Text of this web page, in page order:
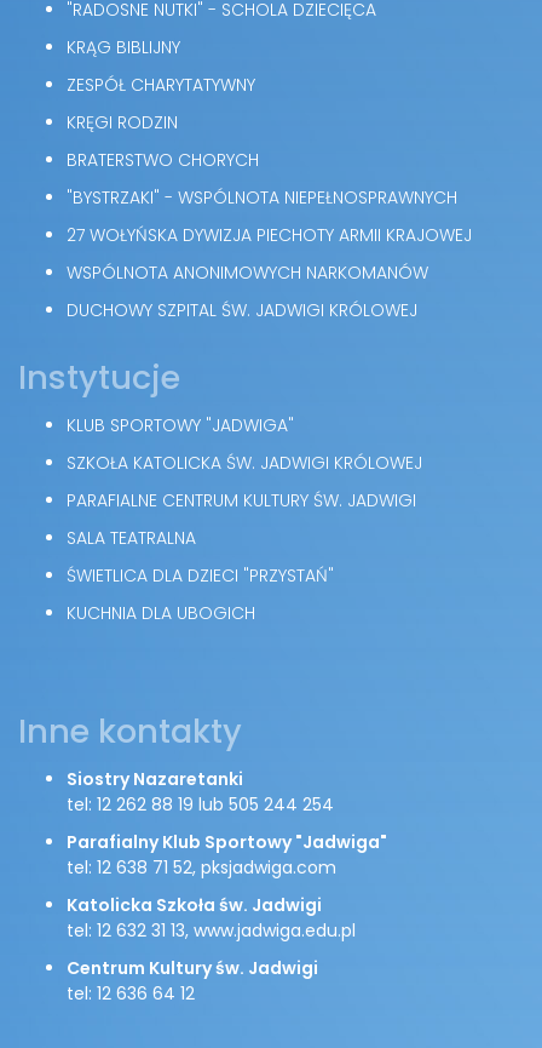
"RADOSNE NUTKI" - SCHOLA DZIECIĘCA
KRĄG BIBLIJNY
ZESPÓŁ CHARYTATYWNY
KRĘGI RODZIN
BRATERSTWO CHORYCH
"BYSTRZAKI" - WSPÓLNOTA NIEPEŁNOSPRAWNYCH
27 WOŁYŃSKA DYWIZJA PIECHOTY ARMII KRAJOWEJ
WSPÓLNOTA ANONIMOWYCH NARKOMANÓW
DUCHOWY SZPITAL ŚW. JADWIGI KRÓLOWEJ
Instytucje
KLUB SPORTOWY "JADWIGA"
SZKOŁA KATOLICKA ŚW. JADWIGI KRÓLOWEJ
PARAFIALNE CENTRUM KULTURY ŚW. JADWIGI
SALA TEATRALNA
ŚWIETLICA DLA DZIECI "PRZYSTAŃ"
KUCHNIA DLA UBOGICH
Inne kontakty
Siostry Nazaretanki
tel: 12 262 88 19 lub 505 244 254
Parafialny Klub Sportowy "Jadwiga"
tel: 12 638 71 52, pksjadwiga.com
Katolicka Szkoła św. Jadwigi
tel: 12 632 31 13, www.jadwiga.edu.pl
Centrum Kultury św. Jadwigi
tel: 12 636 64 12